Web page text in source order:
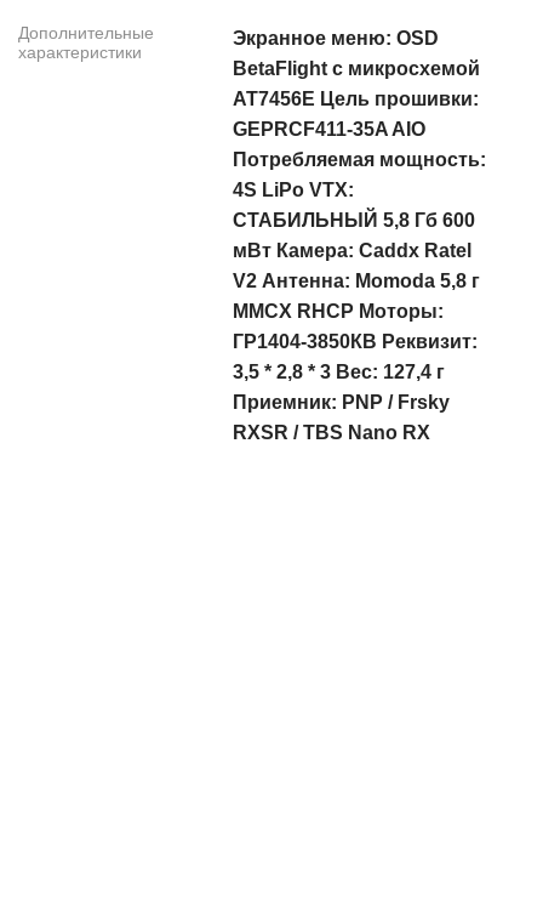
Дополнительные
характеристики
Экранное меню: OSD
BetaFlight с микросхемой
AT7456E Цель прошивки:
GEPRCF411-35A AIO
Потребляемая мощность:
4S LiPo VTX:
СТАБИЛЬНЫЙ 5,8 Гб 600
мВт Камера: Caddx Ratel
V2 Антенна: Momoda 5,8 г
MMCX RHCP Моторы:
ГР1404-3850КВ Реквизит:
3,5 * 2,8 * 3 Вес: 127,4 г
Приемник: PNP / Frsky
RXSR / TBS Nano RX